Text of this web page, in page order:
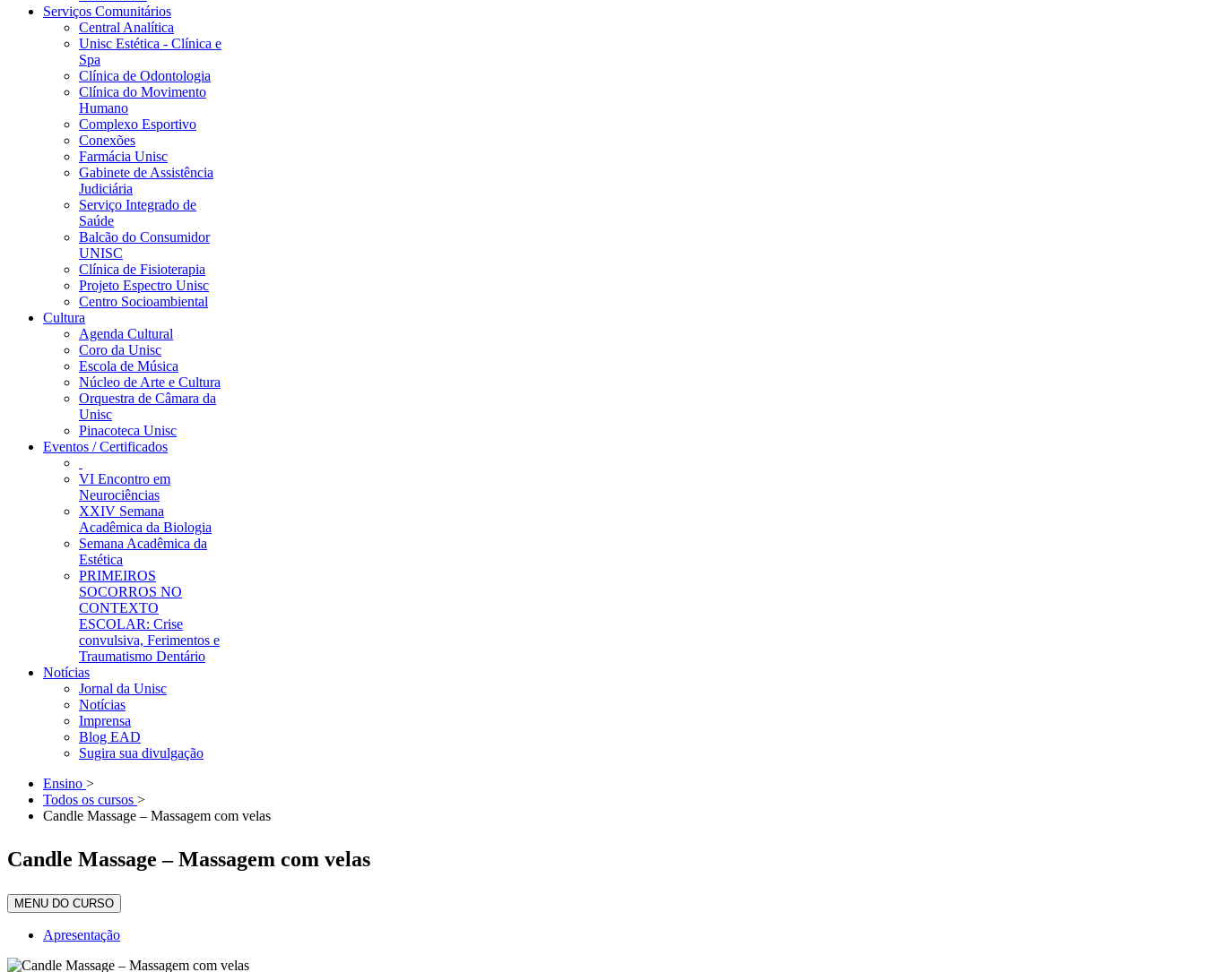
Serviços Comunitários
Central Analítica
Unisc Estética - Clínica e
Spa
Clínica de Odontologia
Clínica do Movimento
Humano
Complexo Esportivo
Conexões
Farmácia Unisc
Gabinete de Assistência
Judiciária
Serviço Integrado de
Saúde
Balcão do Consumidor
UNISC
Clínica de Fisioterapia
Projeto Espectro Unisc
Centro Socioambiental
Cultura
Agenda Cultural
Coro da Unisc
Escola de Música
Núcleo de Arte e Cultura
Orquestra de Câmara da
Unisc
Pinacoteca Unisc
Eventos / Certificados
VI Encontro em
Neurociências
XXIV Semana
Acadêmica da Biologia
Semana Acadêmica da
Estética
PRIMEIROS
SOCORROS NO
CONTEXTO
ESCOLAR: Crise
convulsiva, Ferimentos e
Traumatismo Dentário
Notícias
Jornal da Unisc
Notícias
Imprensa
Blog EAD
Sugira sua divulgação
Ensino >
Todos os cursos >
Candle Massage – Massagem com velas
Candle Massage – Massagem com velas
MENU DO CURSO
Apresentação